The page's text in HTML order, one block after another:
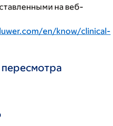
на веб-
en/know/clinical-